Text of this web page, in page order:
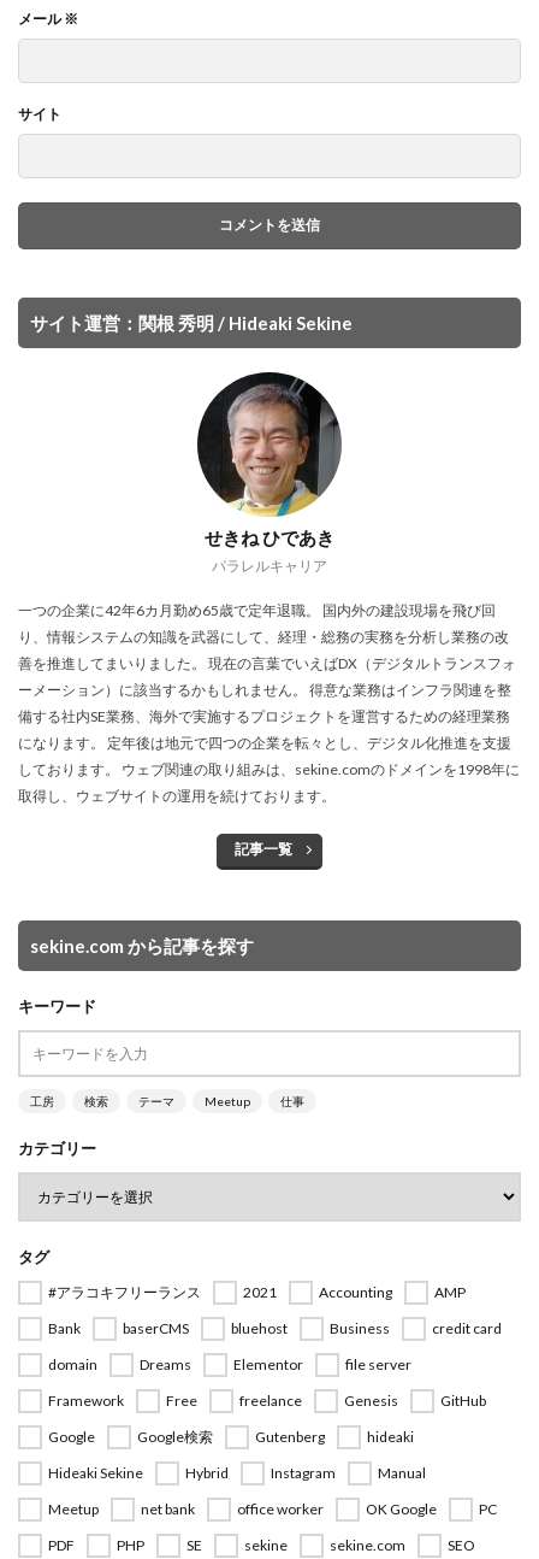
メール※
サイト
サイト運営：関根 秀明 / Hideaki Sekine
せきね ひであき
パラレルキャリア
一つの企業に42年6カ月勤め65歳で定年退職。 国内外の建設現場を飛び回
り、情報システムの知識を武器にして、経理・総務の実務を分析し業務の改
善を推進してまいりました。 現在の言葉でいえばDX（デジタルトランスフォ
ーメーション）に該当するかもしれません。 得意な業務はインフラ関連を整
備する社内SE業務、海外で実施するプロジェクトを運営するための経理業務
になります。 定年後は地元で四つの企業を転々とし、デジタル化推進を支援
しております。 ウェブ関連の取り組みは、sekine.comのドメインを1998年に
取得し、ウェブサイトの運用を続けております。
記事一覧
sekine.com から記事を探す
キーワード
工房 検索 テーマ Meetup 仕事
カテゴリー
タグ
#アラコキフリーランス 2021 Accounting
AMP
Bank
baserCMS bluehost Business
credit card
domain
Dreams Elementor
file server
Framework
Free freelance Genesis
GitHub
Google
Google検索 Gutenberg
hideaki
Hideaki Sekine
Hybrid Instagram
Manual
Meetup
net bank office worker OK Google
PC
PDF
PHP SE sekine sekine.com
SEO